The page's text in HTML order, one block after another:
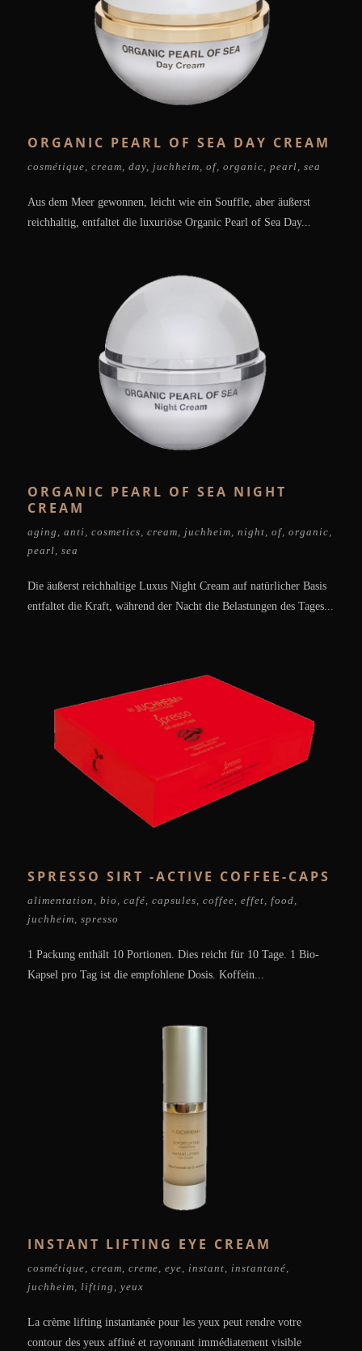
ORGANIC PEARL OF SEA DAY CREAM
cosmétique cream day juchheim of organic pearl sea
Aus dem Meer gewonnen, leicht wie ein Souffle, aber äußerst
reichhaltig, entfaltet die luxuriöse Organic Pearl of Sea Day...
ORGANIC PEARL OF SEA NIGHT
CREAM
aging , anti , cosmetics, cream, juchheim, night, of, organic,
pearl, sea
Die äußerst reichhaltige Luxus Night Cream auf natürlicher Basis
entfaltet die Kraft, während der Nacht die Belastungen des Tages...
SPRESSO SIRT -ACTIVE COFFEE-CAPS
alimentation bio café capsules coffee effet food
juchheim spresso
1 Packung enthält 10 Portionen. Dies reicht für 10 Tage. 1 Bio-
Kapsel pro Tag ist die empfohlene Dosis. Koffein...
INSTANT LIFTING EYE CREAM
cosmétique, cream, creme, eye, instant, instantané,
juchheim, lifting , yeux
La crème lifting instantanée pour les yeux peut rendre votre
contour des yeux affiné et rayonnant immédiatement visible